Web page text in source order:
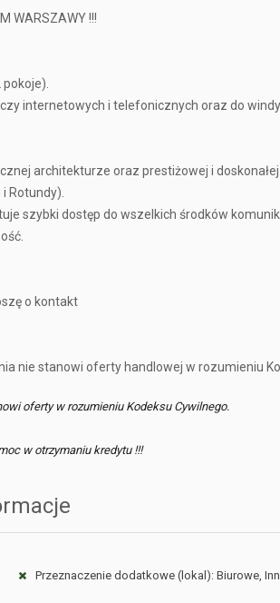
WARSZAWY !!!
pokoje).
internetowych i telefonicznych oraz do
architekturze oraz prestiżowej i
Rotundy).
szybki dostęp do wszelkich środków
o kontakt
nie stanowi oferty handlowej w rozumieniu
oferty w rozumieniu Kodeksu Cywilnego.
w otrzymaniu kredytu !!!
Przeznaczenie dodatkowe (lokal): Biurowe,